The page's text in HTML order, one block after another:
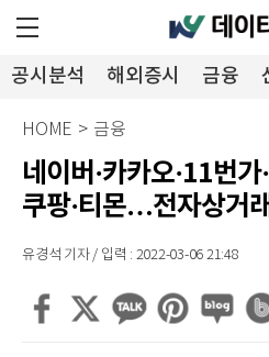
공시분석 해외증시 금융
HOME > 금융
네이버·카카오·11번가
쿠팡·티몬…전자상거
유경석 기자 / 입력 : 2022-03-06 21:48